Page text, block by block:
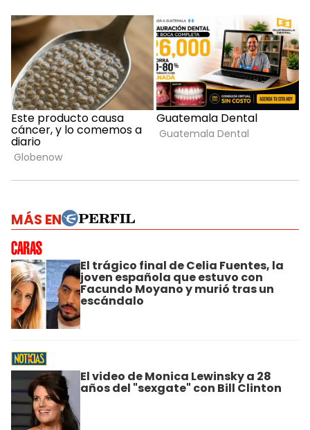
MÁS EN
El trágico final de Celia Fuentes, la
joven española que estuvo con
Facundo Moyano y murió tras un
escándalo
El video de Monica Lewinsky a 28
años del "sexgate" con Bill Clinton